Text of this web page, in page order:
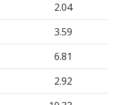
2.04
3.59
6.81
2.92